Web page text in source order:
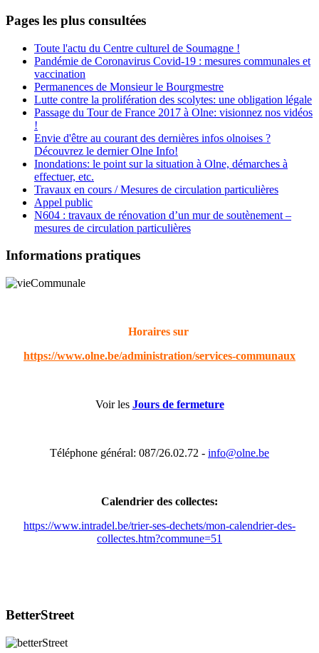
Pages les plus consultées
Toute l'actu du Centre culturel de Soumagne !
Pandémie de Coronavirus Covid-19 : mesures communales et
vaccination
Permanences de Monsieur le Bourgmestre
Lutte contre la prolifération des scolytes: une obligation légale
Passage du Tour de France 2017 à Olne: visionnez nos vidéos
!
Envie d'être au courant des dernières infos olnoises ?
Découvrez le dernier Olne Info!
Inondations: le point sur la situation à Olne, démarches à
effectuer, etc.
Travaux en cours / Mesures de circulation particulières
Appel public
N604 : travaux de rénovation d’un mur de soutènement –
mesures de circulation particulières
Informations pratiques
Horaires sur
https://www.olne.be/administration/services-communaux
Voir les Jours de fermeture
Téléphone général: 087/26.02.72 - info@olne.be
Calendrier des collectes:
https://www.intradel.be/trier-ses-dechets/mon-calendrier-des-
collectes.htm?commune=51
BetterStreet